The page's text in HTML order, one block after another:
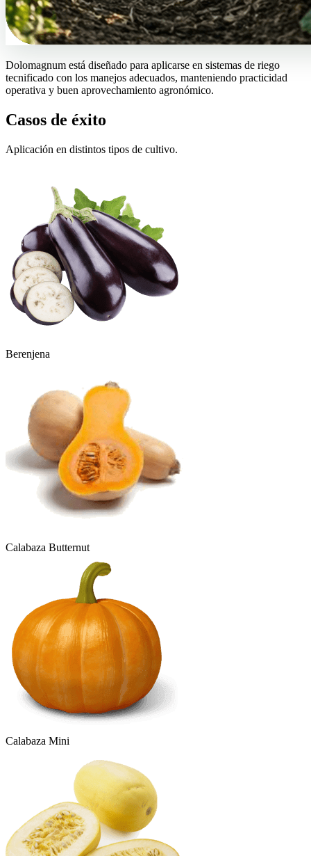
Dolomagnum está diseñado para aplicarse en sistemas de riego
tecnificado con los manejos adecuados, manteniendo practicidad
operativa y buen aprovechamiento agronómico.
Casos de éxito
Aplicación en distintos tipos de cultivo.
Berenjena
Calabaza Butternut
Calabaza Mini